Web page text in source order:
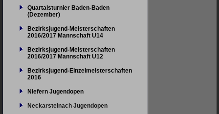
Quartalsturnier Baden-Baden
(Dezember)
Bezirksjugend-Meisterschaften
2016/2017 Mannschaft U14
Bezirksjugend-Meisterschaften
2016/2017 Mannschaft U12
Bezirksjugend-Einzelmeisterschaften
2016
Niefern Jugendopen
Neckarsteinach Jugendopen